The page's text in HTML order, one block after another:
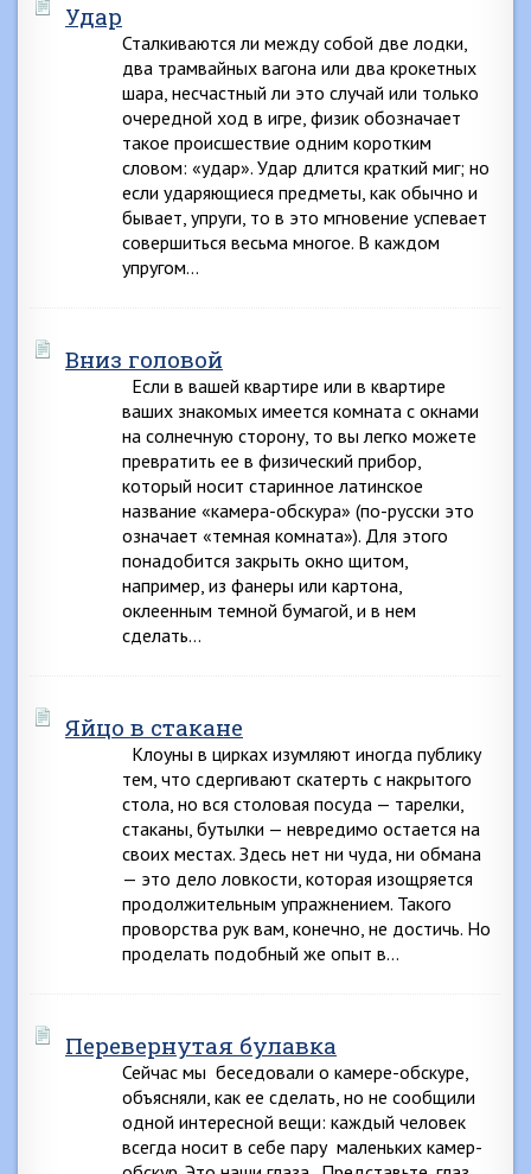
Удар
Сталкиваются ли между собой две лодки,
два трамвайных вагона или два крокетных
шара, несчастный ли это случай или только
очередной ход в игре, физик обозначает
такое происшествие одним коротким
словом: «удар». Удар длится краткий миг; но
если ударяющиеся предметы, как обычно и
бывает, упруги, то в это мгновение успевает
совершиться весьма многое. В каждом
упругом…
Вниз головой
Если в вашей квартире или в квартире
ваших знакомых имеется комната с окнами
на солнечную сторону, то вы легко можете
превратить ее в физический прибор,
который носит старинное латинское
название «камера-обскура» (по-русски это
означает «темная комната»). Для этого
понадобится закрыть окно щитом,
например, из фанеры или картона,
оклеенным темной бумагой, и в нем
сделать…
Яйцо в стакане
Клоуны в цирках изумляют иногда публику
тем, что сдергивают скатерть с накрытого
стола, но вся столовая посуда — тарелки,
стаканы, бутылки — невредимо остается на
своих местах. Здесь нет ни чуда, ни обмана
— это дело ловкости, которая изощряется
продолжительным упражнением. Такого
проворства рук вам, конечно, не достичь. Но
проделать подобный же опыт в…
Перевернутая булавка
Сейчас мы беседовали о камере-обскуре,
объясняли, как ее сделать, но не сообщили
одной интересной вещи: каждый человек
всегда носит в себе пару маленьких камер-